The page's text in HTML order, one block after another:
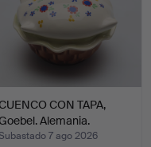
CON TAPA,
Alemania.
7 ago 2026